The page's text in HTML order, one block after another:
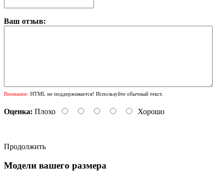
Ваш отзыв:
Внимание: HTML не поддерживается! Используйте обычный текст.
Оценка: Плохо Хорошо
Продолжить
Модели вашего размера